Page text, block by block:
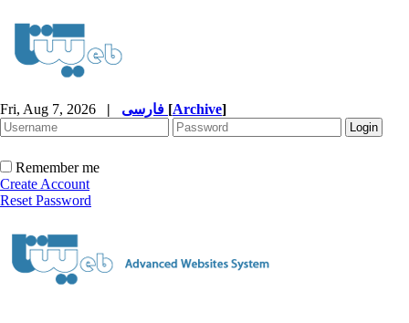
Fri, Aug 7, 2026 | [Archive]
Remember me
Create Account
Reset Password